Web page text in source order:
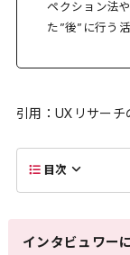
ペクション法
た”後”に行う
引用：UXリサー
目次
インタビュワー